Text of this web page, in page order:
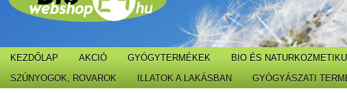
KEZDŐLAP AKCIÓ GYÓGYTERMÉKEK BIO ÉS
SZÚNYOGOK, ROVAROK
ILLATOK A LAKÁSBAN GYÓGYÁSZATI